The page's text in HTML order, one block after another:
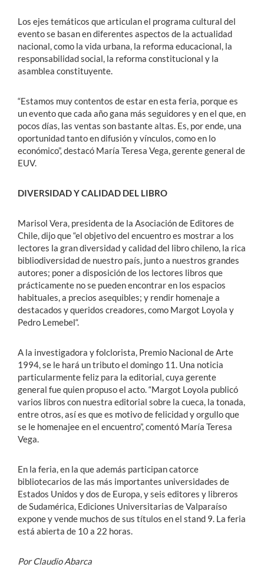
Los ejes temáticos que articulan el programa cultural del
evento se basan en diferentes aspectos de la actualidad
nacional, como la vida urbana, la reforma educacional, la
responsabilidad social, la reforma constitucional y la
asamblea constituyente.
“Estamos muy contentos de estar en esta feria, porque es
un evento que cada año gana más seguidores y en el que, en
pocos días, las ventas son bastante altas. Es, por ende, una
oportunidad tanto en difusión y vínculos, como en lo
económico”, destacó María Teresa Vega, gerente general de
EUV.
DIVERSIDAD Y CALIDAD DEL LIBRO
Marisol Vera, presidenta de la Asociación de Editores de
Chile, dijo que “el objetivo del encuentro es mostrar a los
lectores la gran diversidad y calidad del libro chileno, la rica
bibliodiversidad de nuestro país, junto a nuestros grandes
autores; poner a disposición de los lectores libros que
prácticamente no se pueden encontrar en los espacios
habituales, a precios asequibles; y rendir homenaje a
destacados y queridos creadores, como Margot Loyola y
Pedro Lemebel“.
A la investigadora y folclorista, Premio Nacional de Arte
1994, se le hará un tributo el domingo 11. Una noticia
particularmente feliz para la editorial, cuya gerente
general fue quien propuso el acto. “Margot Loyola publicó
varios libros con nuestra editorial sobre la cueca, la tonada,
entre otros, así es que es motivo de felicidad y orgullo que
se le homenajee en el encuentro”, comentó María Teresa
Vega.
En la feria, en la que además participan catorce
bibliotecarios de las más importantes universidades de
Estados Unidos y dos de Europa, y seis editores y libreros
de Sudamérica, Ediciones Universitarias de Valparaíso
expone y vende muchos de sus títulos en el stand 9. La feria
está abierta de 10 a 22 horas.
Por Claudio Abarca